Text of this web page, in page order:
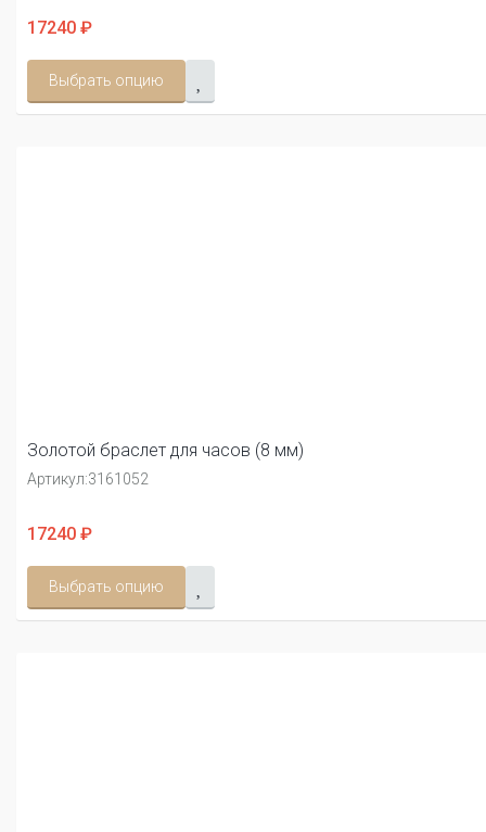
17240 ₽
Выбрать опцию
Золотой браслет для часов (8 мм)
Артикул:3161052
17240 ₽
Выбрать опцию